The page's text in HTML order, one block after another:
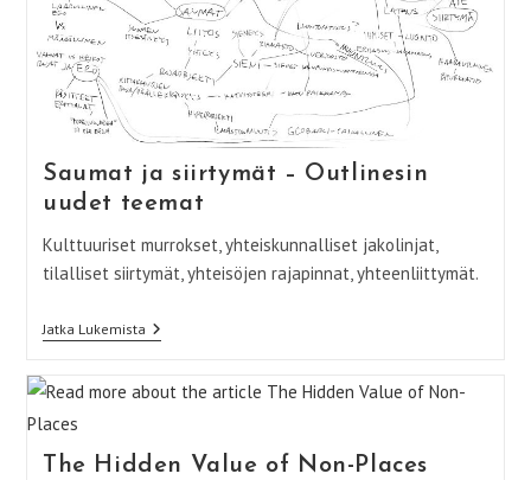
Saumat ja siirtymät – Outlinesin
uudet teemat
Kulttuuriset murrokset, yhteiskunnalliset jakolinjat,
tilalliset siirtymät, yhteisöjen rajapinnat, yhteenliittymät.
Jatka LukemistaSaumat
–
The Hidden Value of Non-Places